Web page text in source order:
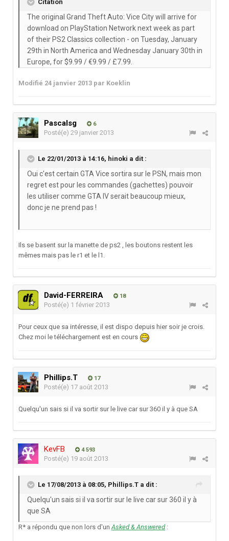
Citation
The original Grand Theft Auto: Vice City will arrive for
download on PlayStation Network next week as part
of their PS2 Classics collection - on Tuesday, January
29th in North America and Wednesday January 30th in
Europe, for $9.99 / €9.99 / £7.99.
Modifié 24 janvier 2013 par Koeklin
Pascalsg 6
Posté(e) 29 janvier 2013
Le 22/01/2013 à 14:16, hinoki a dit :
Oui c'est certain GTA Vice sortira sur le PSN, mais mon
regret est pour les commandes (gachettes) pouvoir
les utiliser comme GTA IV serait beaucoup mieux,
donc je ne prend pas !
Ils se basent sur la manette de ps2 , les boutons restent les
mêmes mais pas le r1 et le l1.
David-FERREIRA 18
Posté(e) 1 février 2013
Pour ceux que sa intéresse, il est dispo depuis hier soir je crois.
Chez moi le téléchargement est en cours
Phillips.T 17
Posté(e) 17 août 2013
Quelqu'un sais si il va sortir sur le live car sur 360 il y à que SA
KevFB 4 593
Posté(e) 19 août 2013
Le 17/08/2013 à 08:05, Phillips.T a dit :
Quelqu'un sais si il va sortir sur le live car sur 360 il y à
que SA
R* a répondu que non lors d'unAsked & Answered: